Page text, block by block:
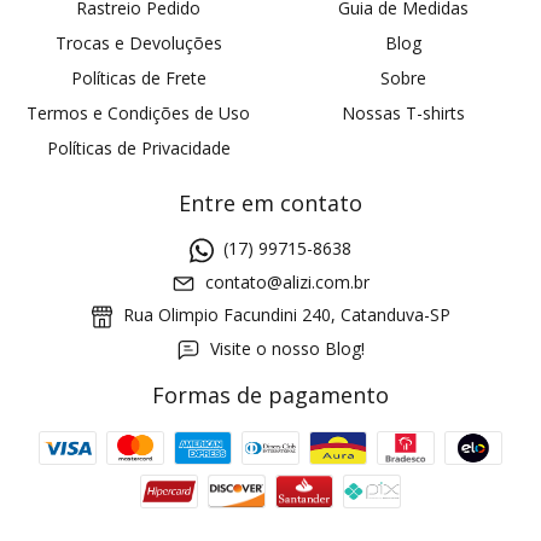
Rastreio Pedido
Trocas e Devoluções
Políticas de Frete
Termos e Condições de Uso
Políticas de Privacidade
Guia de Medidas
Blog
Sobre
Nossas T-shirts
Entre em contato
(17) 99715-8638
contato@alizi.com.br
Rua Olimpio Facundini 240, Catanduva-SP
Visite o nosso Blog!
Formas de pagamento
Cupom 1a compra: GANHE5